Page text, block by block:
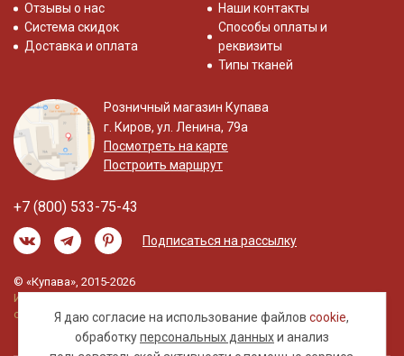
Я даю согласие на использование файловcookie,
обработкуперсональных данныхи анализ
Отзывы о нас
Система скидок
Доставка и оплата
Наши контакты
Способы оплаты и
реквизиты
Типы тканей
Розничный магазин Купава
г. Киров, ул. Ленина, 79а
Посмотреть на карте
Построить маршрут
+7 (800) 533-75-43
Подписаться на рассылку
© «Купава», 2015-2026
Информация на сайте не является публичной
офертой.